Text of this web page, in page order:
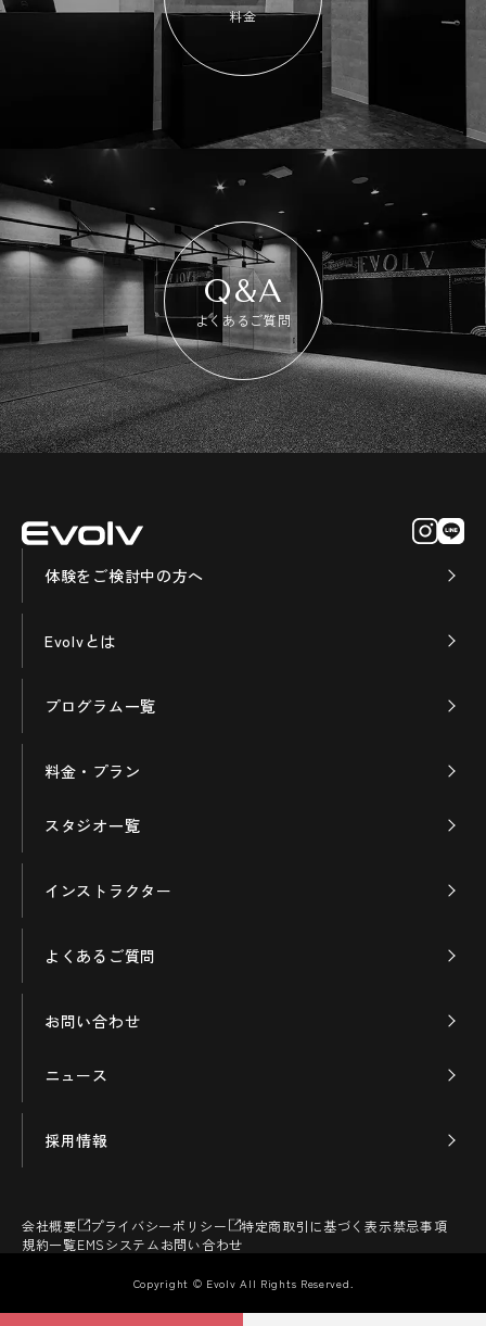
料金
Q&A
よくあるご質問
体験をご検討中の方へ
Evolvとは
プログラム一覧
料金・プラン
スタジオ一覧
インストラクター
よくあるご質問
お問い合わせ
ニュース
採用情報
Copyright © Evolv All Rights Reserved.
会社概要 プライバシーポリシー 特定商取引に基づく表示禁忌事項
規約一覧EMSシステムお問い合わせ